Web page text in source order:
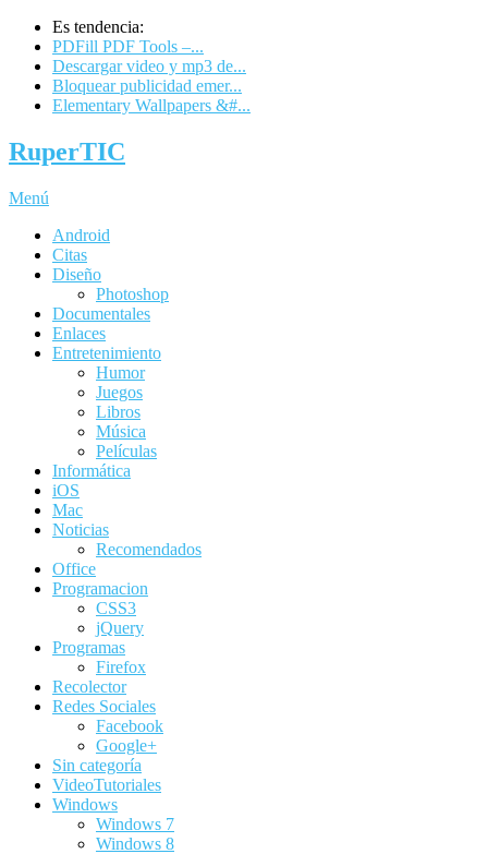
Es tendencia:
PDFill PDF Tools –...
Descargar video y mp3 de...
Bloquear publicidad emer...
Elementary Wallpapers &#...
RuperTIC
Menú
Android
Citas
Diseño
Photoshop
Documentales
Enlaces
Entretenimiento
Humor
Juegos
Libros
Música
Películas
Informática
iOS
Mac
Noticias
Recomendados
Office
Programacion
CSS3
jQuery
Programas
Firefox
Recolector
Redes Sociales
Facebook
Google+
Sin categoría
VideoTutoriales
Windows
Windows 7
Windows 8